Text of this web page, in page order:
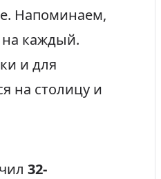
Напоминаем,
каждый.
и для
на столицу и
32-